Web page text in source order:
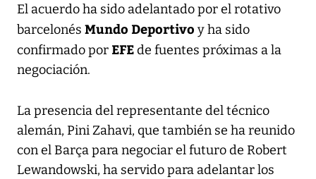
El acuerdo ha sido adelantado por el rotativo
barcelonés Mundo Deportivo y ha sido
confirmado por EFEde fuentes próximas a la
negociación.
La presencia del representante del técnico
alemán, Pini Zahavi, que también se ha reunido
con el Barça para negociar el futuro de Robert
Lewandowski, ha servido para adelantar los